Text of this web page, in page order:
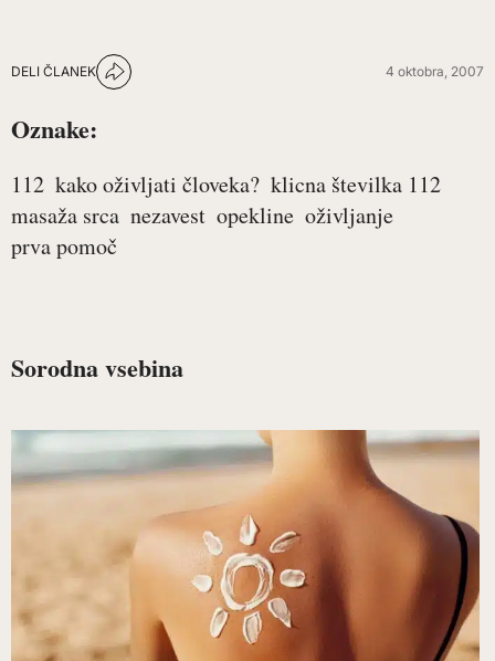
DELI ČLANEK 4 oktobra, 2007
Oznake:
112 kako oživljati človeka? klicna številka 112
masaža srca nezavest opekline oživljanje
prva pomoč
Sorodna vsebina